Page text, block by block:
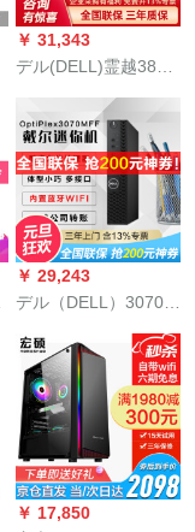
￥ 31,343
デル(DELL)霊越3881
スク全セトのデザィ
ンビジネゲーム10代I
5/I 7カスケードデュ
ッセルデスク【レズ
ベアープ】0-1
￥ 29,243
デル（DELL）3070
MFFマイクロディッ
ク小本台ビズネ用リ
ビンジャー9代プロセ
イク5-9500 T 16 G
1+128 G无线カステ
ラマイズ
￥ 17,850